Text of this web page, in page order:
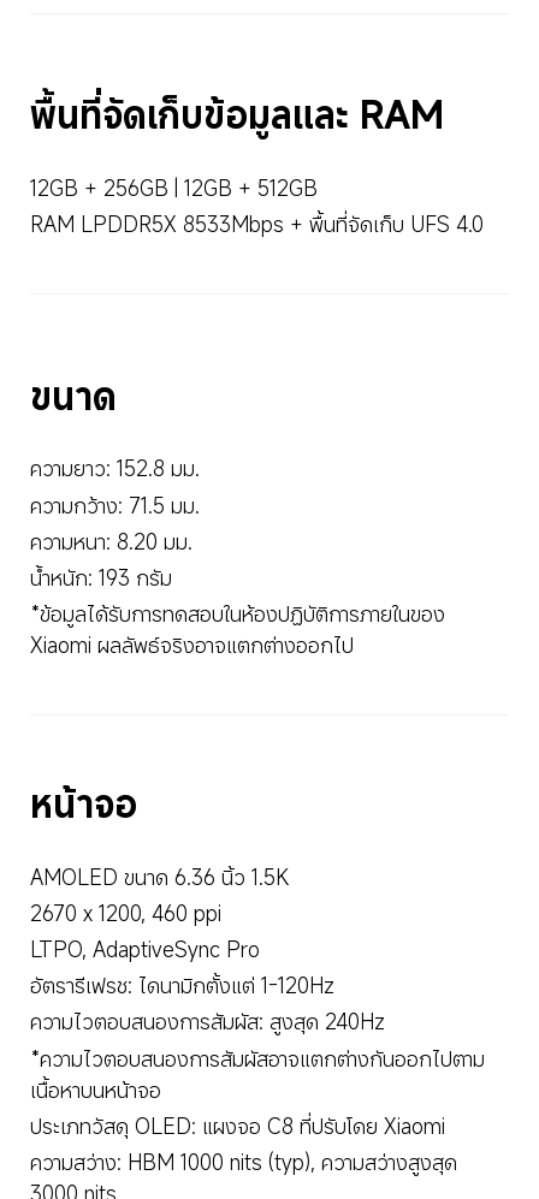
พื้นที่จัดเก็บข้อมูลและ RAM
12GB + 256GB | 12GB + 512GB
RAM LPDDR5X 8533Mbps + พื้นที่จัดเก็บ UFS 4.0
ขนาด
ความยาว: 152.8 มม.
ความกว้าง: 71.5 มม.
ความหนา: 8.20 มม.
น้ำหนัก: 193 กรัม
*ข้อมูลได้รับการทดสอบในห้องปฏิบัติการภายในของ
Xiaomi ผลลัพธ์จริงอาจแตกต่างออกไป
หน้าจอ
AMOLED ขนาด 6.36 นิ้ว 1.5K
2670 x 1200, 460 ppi
LTPO, AdaptiveSync Pro
อัตรารีเฟรช: ไดนามิกตั้งแต่ 1-120Hz
ความไวตอบสนองการสัมผัส: สูงสุด 240Hz
*ความไวตอบสนองการสัมผัสอาจแตกต่างกันออกไปตาม
เนื้อหาบนหน้าจอ
ประเภทวัสดุ OLED: แผงจอ C8 ที่ปรับโดย Xiaomi
ความสว่าง: HBM 1000 nits (typ), ความสว่างสูงสุด
3000 nits